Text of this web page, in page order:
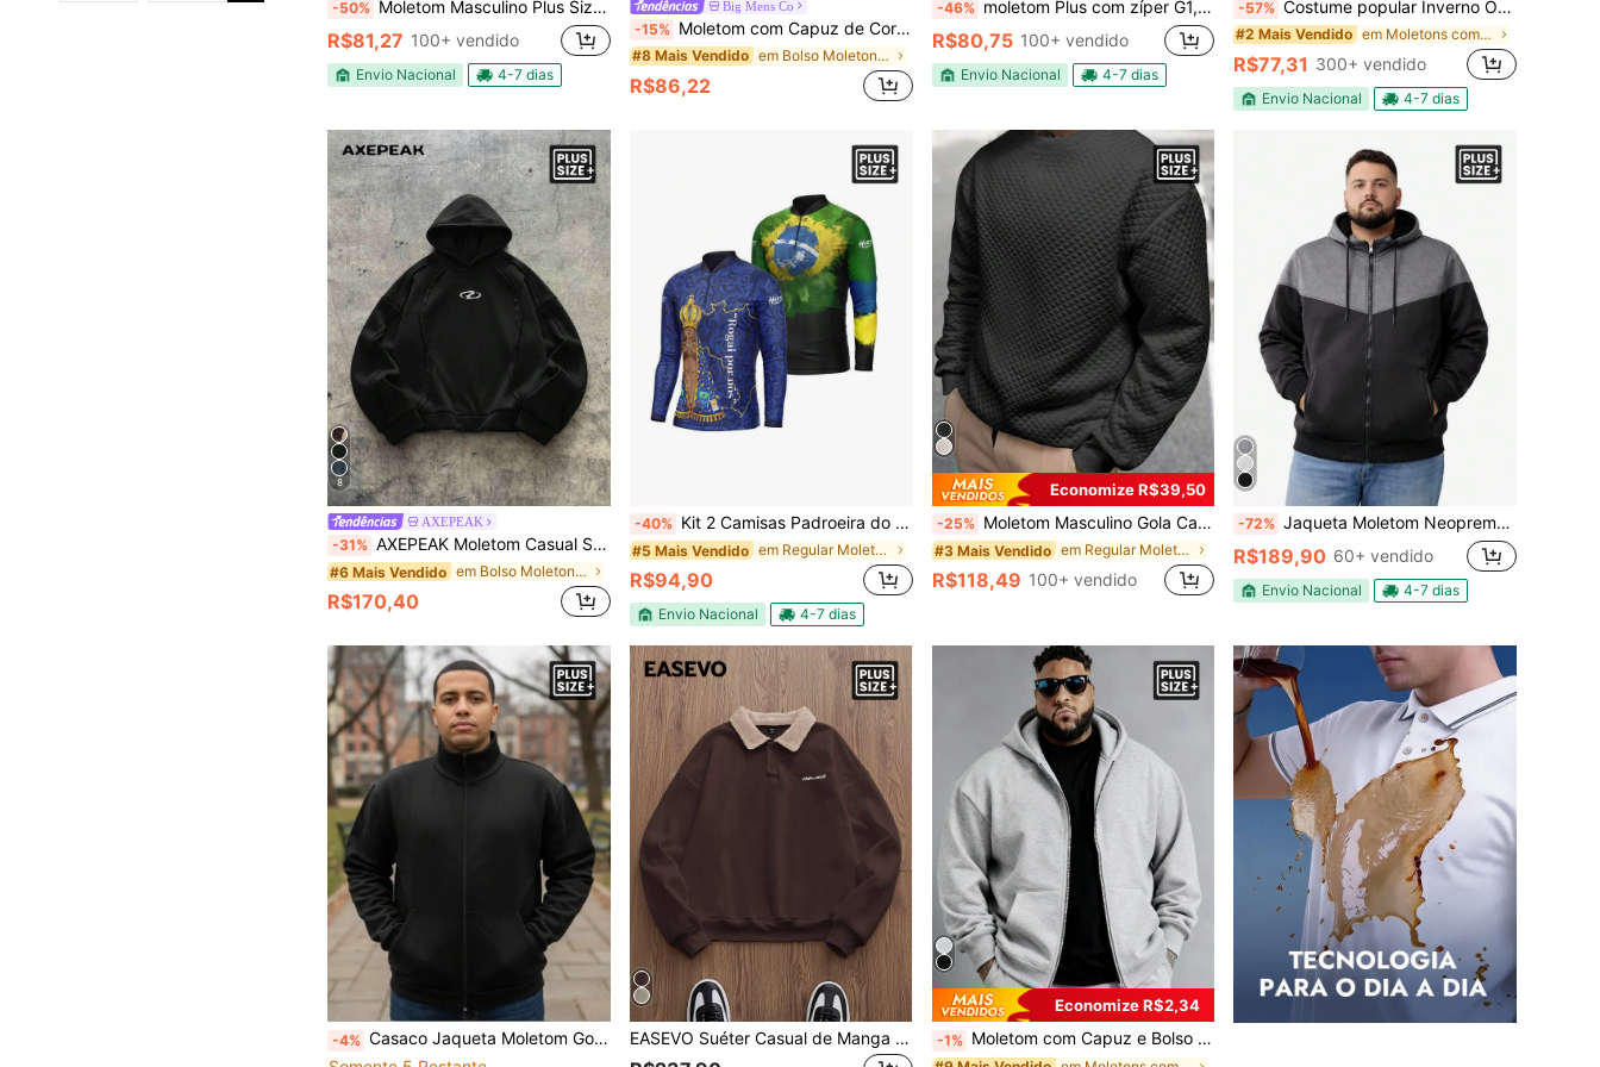
-50% Moletom Masculino Plus Size Capuz Canguru Malha Premium Blusa De Frio Casaco Flanelado Algodão Básico Várias Cores
R$81,27 100+ vendido
Envio Nacional 4-7 dias
Big Mens Co
-15% Moletom com Capuz de Cor Sólida Plus Size, Pulôver com Cordão e Bolso Canguru de Ajuste Solto, Top Casual Versátil
#8 Mais Vendido em Bolso Moletons masculinos plus size
R$86,22
-46% moletom Plus com zíper G1,G2.G3
R$80,75 100+ vendido
Envio Nacional 4-7 dias
-57% Costume popular Inverno Oversized Zíper
#2 Mais Vendido em Moletons com zíper plus size masculinos
R$77,31 300+ vendido
Envio Nacional 4-7 dias
8
AXEPEAK
-31% AXEPEAK Moletom Casual Solto com Capuz e Manga Longa com Estampa Geométrica, Plus Size Masculino
#6 Mais Vendido em Bolso Moletons masculinos plus size
R$170,40
-40% Kit 2 Camisas Padroeira do Brasil + Brasil Preto com Proteção Uv50+ Leve e Secagem Rápida
#5 Mais Vendido em Regular Moletons masculinos plus size
R$94,90
Envio Nacional 4-7 dias
Economize R$39,50
-25% Moletom Masculino Gola Careca de Manga Longa Ajuste Folgado Casual com Textura de Waffle, Plus Size
#3 Mais Vendido em Regular Moletons masculinos plus size
R$118,49 100+ vendido
-72% Jaqueta Moletom Neopreme Masculina Plus Size Premium Impermeável G1 ao G4 – Conforto Térmico, Alta Qualidade Inverno
R$189,90 60+ vendido
Envio Nacional 4-7 dias
-4% Casaco Jaqueta Moletom Gola Alta Com Zíper
EASEVO Suéter Casual de Manga Longa com Botões e Contraste de Cores para Homens Plus Size, Outono e Inverno
Economize R$2,34
-1% Moletom com Capuz e Bolso com Zíper em Cor Sólida, Plus Size, Adequado para Uso Casual, Rua, Exterior e Uso Diário Versátil